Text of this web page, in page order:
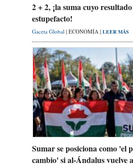
2 + 2, ¡la suma cuyo
estupefacto!
Gaceta Global | ECONOMÍA | LEER MÁS
Sumar se posiciona como 'el
cambio' si al-Ándalus vuelve